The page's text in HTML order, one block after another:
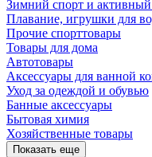
Зимний спорт и
Плавание, игрушки для
Прочие спорттовары
Товары для дома
Автотовары
Аксессуары для ванной
Уход за одеждой и обувью
Банные аксессуары
Бытовая химия
Хозяйственные товары
Показать еще